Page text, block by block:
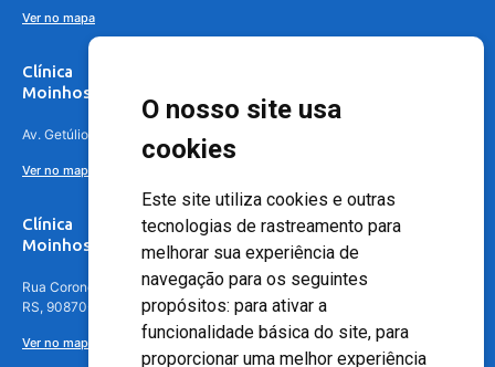
O nosso site usa
cookies
Este site utiliza cookies e outras
tecnologias de rastreamento para
melhorar sua experiência de
navegação para os seguintes
propósitos: para ativar a
funcionalidade básica do site, para
proporcionar uma melhor experiência
Ver no mapa
Clínica
Moinhos de Vento Canoas
Av. Getúlio Vargas, 4841 – Centro, Canoas – RS, 92010-010
Ver no mapa
Clínica
Moinhos de Vento - Teresópolis
Rua Coronel Aparício Borges, 250 - 3º andar - Teresópolis, Porto Alegre -
RS, 90870-016
Ver no mapa